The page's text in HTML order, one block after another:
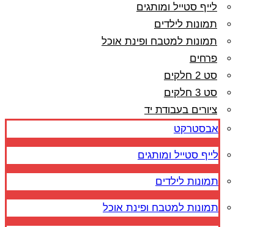
לייף סטייל ומותגים
תמונות לילדים
תמונות למטבח ופינת אוכל
פרחים
סט 2 חלקים
סט 3 חלקים
ציורים בעבודת יד
אבסטרקט
לייף סטייל ומותגים
תמונות לילדים
תמונות למטבח ופינת אוכל